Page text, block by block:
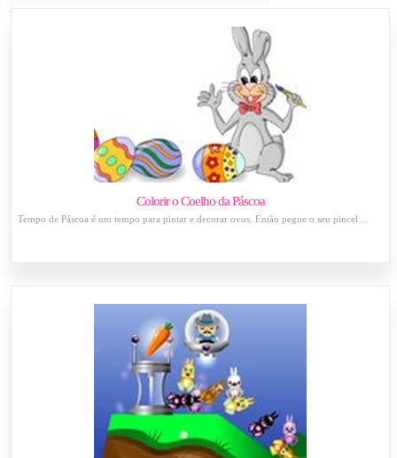
Colorir o Coelho da Páscoa
Tempo de Páscoa é um tempo para pintar e decorar ovos. Então pegue o seu pincel ...